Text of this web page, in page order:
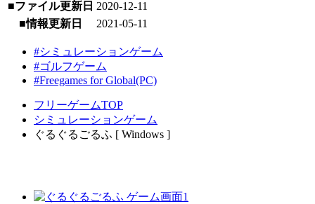
■ファイル更新日 2020-12-11
■情報更新日
2021-05-11
#シミュレーションゲーム
#ゴルフゲーム
#Freegames for Global(PC)
フリーゲームTOP
シミュレーションゲーム
ぐるぐるごるふ [ Windows ]